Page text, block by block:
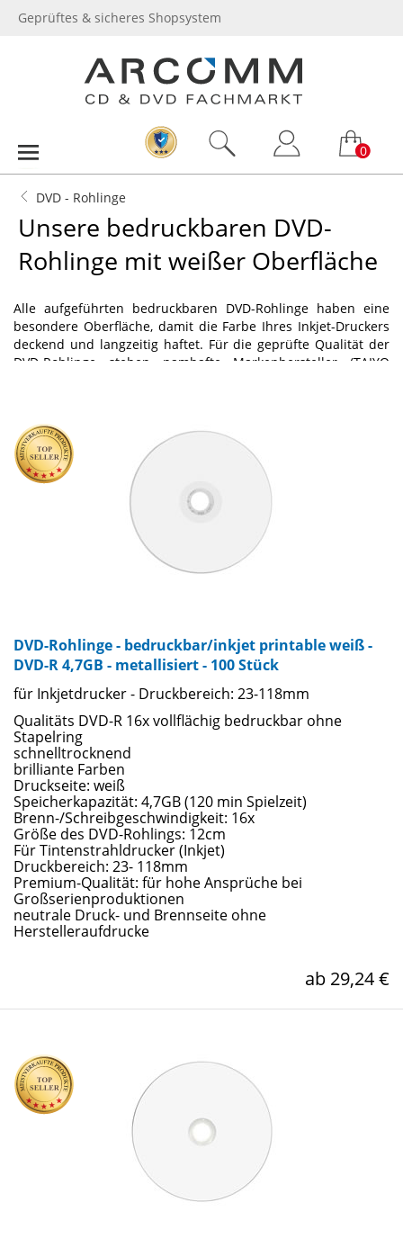
Geprüftes & sicheres Shopsystem
0
DVD - Rohlinge
Unsere bedruckbaren DVD-
Rohlinge mit weißer Oberfläche
Alle aufgeführten bedruckbaren DVD-Rohlinge haben eine
besondere Oberfläche, damit die Farbe Ihres Inkjet-Druckers
deckend und langzeitig haftet. Für die geprüfte Qualität der
DVD-Rohlinge stehen namhafte Markenhersteller (TAIYO
DVD-Rohlinge - bedruckbar/inkjet printable weiß -
DVD-R 4,7GB - metallisiert - 100 Stück
für Inkjetdrucker - Druckbereich: 23-118mm
Qualitäts DVD-R 16x vollflächig bedruckbar ohne
Stapelring
schnelltrocknend
brilliante Farben
Druckseite: weiß
Speicherkapazität: 4,7GB (120 min Spielzeit)
Brenn-/Schreibgeschwindigkeit: 16x
Größe des DVD-Rohlings: 12cm
Für Tintenstrahldrucker (Inkjet)
Druckbereich: 23- 118mm
Premium-Qualität: für hohe Ansprüche bei
Großserienproduktionen
neutrale Druck- und Brennseite ohne
Herstelleraufdrucke
ab 29,24 €